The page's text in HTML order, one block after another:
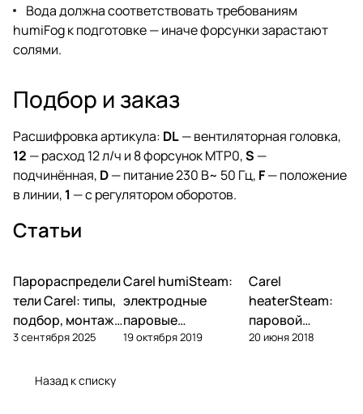
Вода должна соответствовать требованиям
humiFog к подготовке — иначе форсунки зарастают
солями.
Подбор и заказ
Расшифровка артикула: DL— вентиляторная головка,
12 — расход 12 л/ч и 8 форсунок MTP0,S —
подчинённая, D— питание 230 В~ 50 Гц, F— положение
в линии, 1 — с регулятором оборотов.
Статьи
Увлажнение
Парораспредели
тели Carel: типы,
подбор, монтаж
— DP, VRDXL,
3 сентября 2025
Увлажнение
Carel humiSteam:
электродные
паровые
увлажнители —
19 октября 2019
Увлажнение
Carel
heaterSteam:
паровой
увлажнитель с
20 июня 2018
Назад к списку